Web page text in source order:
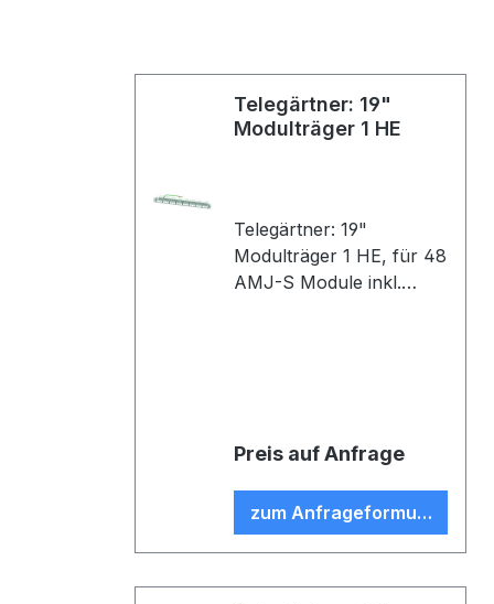
Telegärtner: 19"
Modulträger 1 HE
Telegärtner: 19"
Modulträger 1 HE, für 48
AMJ-S Module inkl.
Preis auf Anfrage
zum Anfrageformular